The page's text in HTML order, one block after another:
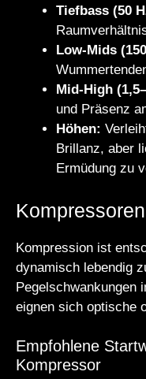
Tiefbass (50
Low-Mids
Mid-High
und Präsenz
Höhen:
Brillanz, aber
Ermüdung zu
Kompression ist
dynamisch lebendig
Pegelschwankungen
eignen sich optische
Empfohlene
Kompressor